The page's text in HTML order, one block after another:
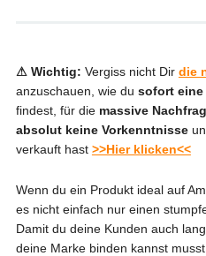
⚠ Wichtig: Vergiss nicht Dir die
anzuschauen, wie du sofort
findest, für die massive
absolut keine Vorkenntnisse
verkauft hast >>Hier klicken<<
Wenn du ein Produkt ideal auf
es nicht einfach nur einen
Damit du deine Kunden auch
deine Marke binden kannst